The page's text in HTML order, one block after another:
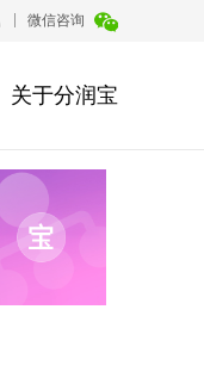
微信咨询
关于分润宝